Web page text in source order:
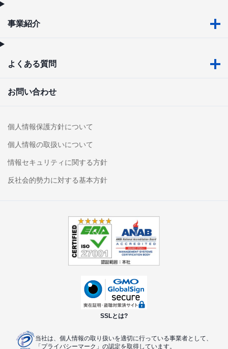
事業紹介
よくある質問
お問い合わせ
個人情報保護方針について
個人情報の取扱いについて
情報セキュリティに関する方針
反社会的勢力に対する基本方針
SSLとは?
当社は、個人情報の取り扱いを適切に行っている事業者と して、
「プライバシーマーク」の認定を取得しています。